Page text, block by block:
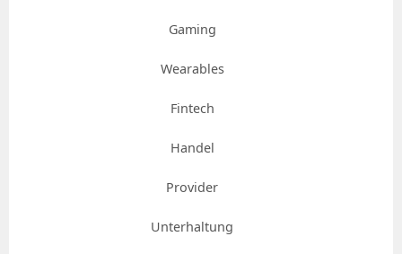
Gaming
Wearables
Fintech
Handel
Provider
Unterhaltung